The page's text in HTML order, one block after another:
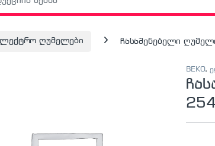
ღუმელები ჩასაშენებელი
BEKO,